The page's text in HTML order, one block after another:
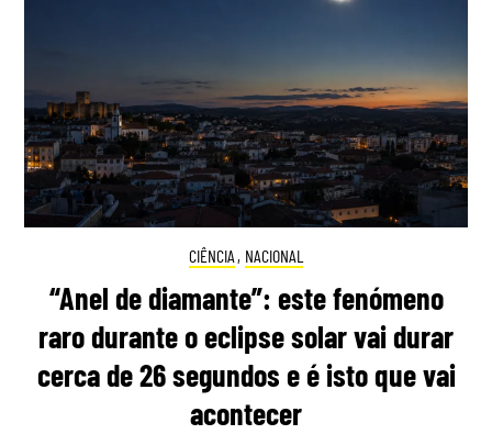
CIÊNCIA , NACIONAL
“Anel de diamante”: este fenómeno
raro durante o eclipse solar vai durar
cerca de 26 segundos e é isto que vai
acontecer